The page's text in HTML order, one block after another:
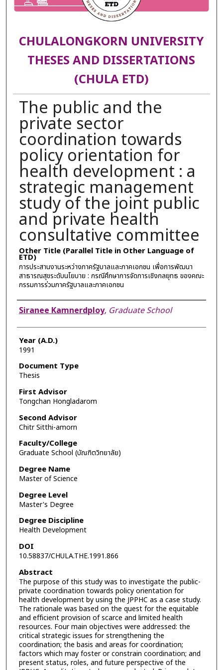
CHULALONGKORN UNIVERSITY
THESES AND DISSERTATIONS
(CHULA ETD)
The public and the
private sector
coordination towards
policy orientation for
health development : a
strategic management
study of the joint public
and private health
consultative committee
Other Title (Parallel Title in Other Language of
ETD)
การประสานงานระหว่างภาครัฐบาลและภาคเอกชน เพื่อการพัฒนา
สาธารณสุขระดับนโยบาย : กรณีศึกษาการจัดการเชิงกลยุทธ ของคณะ
กรรมการร่วมภาครัฐบาลและภาคเอกชน
Author
Siranee Kamnerdploy, Graduate School
Year (A.D.)
1991
Document Type
Thesis
First Advisor
Tongchan Hongladarom
Second Advisor
Chitr Sitthi-amorn
Faculty/College
Graduate School (บัณฑิตวิทยาลัย)
Degree Name
Master of Science
Degree Level
Master's Degree
Degree Discipline
Health Development
DOI
10.58837/CHULA.THE.1991.866
Abstract
The purpose of this study was to investigate the public-
private coordination towards policy orientation for
health development by using the JPPHC as a case study.
The rationale was based on the quest for the equitable
and efficient provision of scarce and limited health
resources. Four main objectives were addressed: the
critical strategic issues for strengthening the
coordination; the basis and areas for coordination;
factors which may foster or constrain coordination; and
present status, roles, and future perspective of the